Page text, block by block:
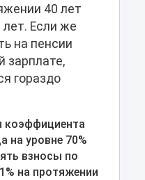
40 лет
лет. Если же
на пенсии
зарплате,
гораздо
коэффициента
на уровне 70%
взносы по
на протяжении